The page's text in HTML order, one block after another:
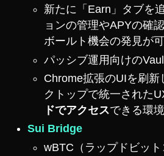
新たに「Earn」タブを
ョンの管理やAPYの確
ボールト機会の発見が可
パッシブ運用向けの
Chrome拡張のUIを刷新
クトップで統一された
ドでアクセスできる環
Sui Bridge
wBTC（ラップドビッ